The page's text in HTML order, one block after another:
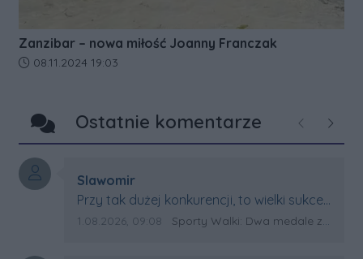
Zanzibar – nowa miłość Joanny Franczak
Data dodania artykułu:
08.11.2024 19:03
Ostatnie komentarze Poprzednie
Autor komentarza:
Slawomir
Treść komentarza:
Przy tak dużej konkurencji, to wielki sukces
Artura. Gratulacje !
Data dodania komentarza:
1.08.2026, 09:08 Źródło komentarza:
Sporty Walki: Dwa medale za oceanem